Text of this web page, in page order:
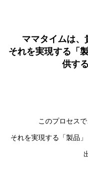
ママタイムは、
それを実現する「
供す
このプロセス
それを実現する「製品